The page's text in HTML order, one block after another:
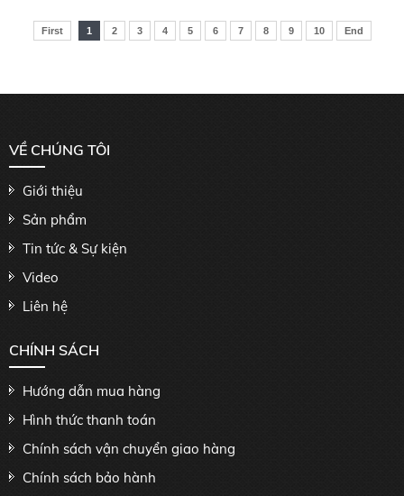
First 1 2 3 4 5 6 7 8 9 10 End
VỀ CHÚNG TÔI
Giới thiệu
Sản phẩm
Tin tức & Sự kiện
Video
Liên hệ
CHÍNH SÁCH
Hướng dẫn mua hàng
Hình thức thanh toán
Chính sách vận chuyển giao hàng
Chính sách bảo hành